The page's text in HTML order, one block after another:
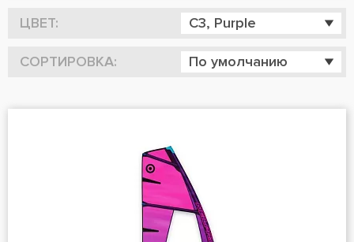
ЦВЕТ: C3, Purple
СОРТИРОВКА: По умолчанию